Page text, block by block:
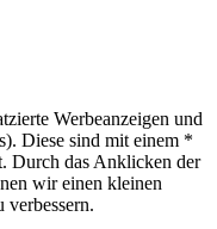
Werbeanzeigen und
Diese sind mit einem *
Durch das Anklicken der
wir einen kleinen
verbessern.